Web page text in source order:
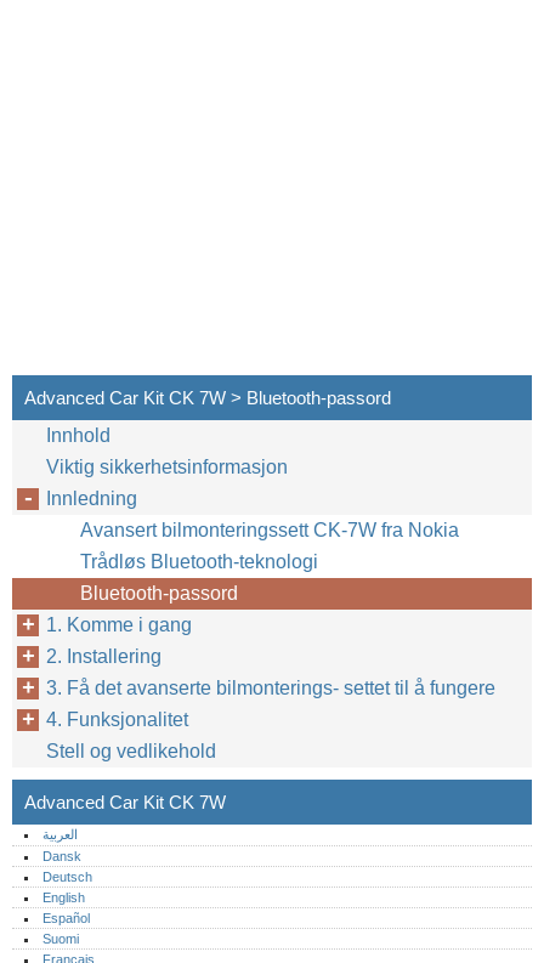
Advanced Car Kit CK 7W > Bluetooth-passord
Innhold
Viktig sikkerhetsinformasjon
Innledning
Avansert bilmonteringssett CK-7W fra Nokia
Trådløs Bluetooth-teknologi
Bluetooth-passord
1. Komme i gang
2. Installering
3. Få det avanserte bilmonterings- settet til å fungere
4. Funksjonalitet
Stell og vedlikehold
Advanced Car Kit CK 7W
العربية
Dansk
Deutsch
English
Español
Suomi
Français